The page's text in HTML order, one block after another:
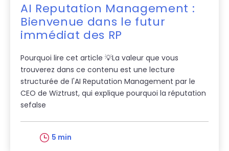
AI Reputation Management :
Bienvenue dans le futur
immédiat des RP
Pourquoi lire cet article 💡La valeur que vous
trouverez dans ce contenu est une lecture
structurée de l'AI Reputation Management par le
CEO de Wiztrust, qui explique pourquoi la réputation
sefalse
5 min